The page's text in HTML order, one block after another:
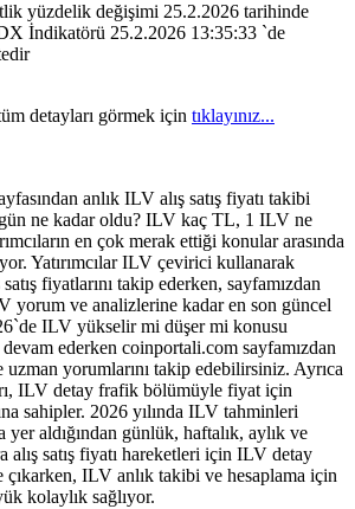
yüzdelik değişimi 25.2.2026 tarihinde
İndikatörü 25.2.2026 13:35:33 `de
detayları görmek için tıklayınız...
anlık ILV alış satış fiyatı takibi
ne kadar oldu? ILV kaç TL, 1 ILV ne
en çok merak ettiği konular arasında
Yatırımcılar ILV çevirici kullanarak
fiyatlarını takip ederken, sayfamızdan
yorum ve analizlerine kadar en son güncel
ILV yükselir mi düşer mi konusu
ederken coinportali.com sayfamızdan
yorumlarını takip edebilirsiniz. Ayrıca
ILV detay frafik bölümüyle fiyat için
sahipler. 2026 yılında ILV tahminleri
yer aldığından günlük, haftalık, aylık ve
alış satış fiyatı hareketleri için ILV detay
ILV anlık takibi ve hesaplama için
kolaylık sağlıyor.